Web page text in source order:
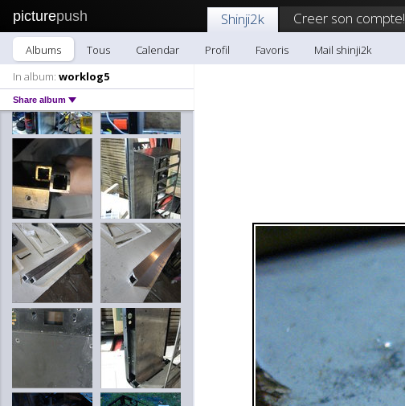
picturepush Shinji2k Creer son compte!
Albums Tous Calendar Profil Favoris
Mail shinji2k
In album: worklog5
Share album